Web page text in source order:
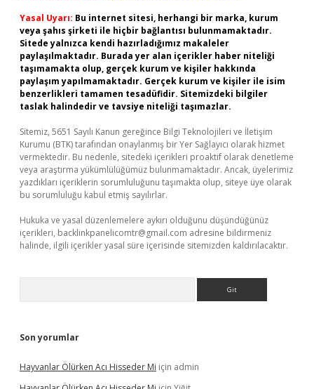
Yasal Uyarı: Bu internet sitesi, herhangi bir marka, kurum
veya şahıs şirketi ile hiçbir bağlantısı bulunmamaktadır.
Sitede yalnızca kendi hazırladığımız makaleler
paylaşılmaktadır. Burada yer alan içerikler haber niteliği
taşımamakta olup, gerçek kurum ve kişiler hakkında
paylaşım yapılmamaktadır. Gerçek kurum ve kişiler ile isim
benzerlikleri tamamen tesadüfidir. Sitemizdeki bilgiler
taslak halindedir ve tavsiye niteliği taşımazlar.
Sitemiz, 5651 Sayılı Kanun gereğince Bilgi Teknolojileri ve İletişim
Kurumu (BTK) tarafından onaylanmış bir Yer Sağlayıcı olarak hizmet
vermektedir. Bu nedenle, sitedeki içerikleri proaktif olarak denetleme
veya araştırma yükümlülüğümüz bulunmamaktadır. Ancak, üyelerimiz
yazdıkları içeriklerin sorumluluğunu taşımakta olup, siteye üye olarak
bu sorumluluğu kabul etmiş sayılırlar.
Hukuka ve yasal düzenlemelere aykırı olduğunu düşündüğünüz
içerikleri, backlinkpanelicomtr@gmail.com adresine bildirmeniz
halinde, ilgili içerikler yasal süre içerisinde sitemizden kaldırılacaktır.
Son yorumlar
Hayvanlar Ölürken Acı Hisseder Mi için admin